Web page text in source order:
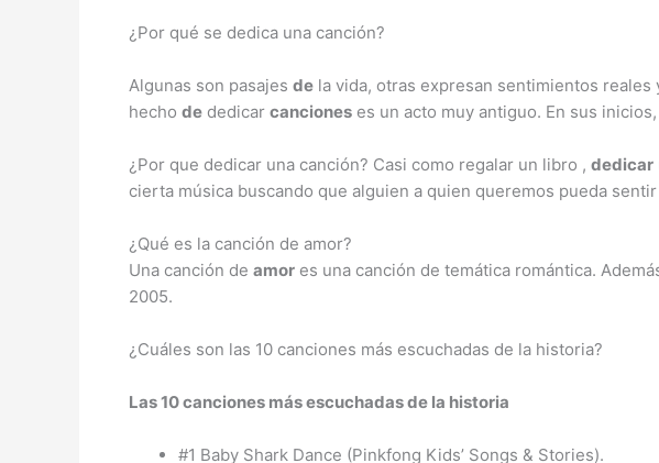
¿Por qué se dedica una canción?
Algunas son pasajes de la vida, otras expresan sentimientos
hecho de dedicar canciones es un acto muy antiguo. En sus
¿Por que dedicar una canción? Casi como regalar un libro , dedicar
cierta música buscando que alguien a quien queremos pueda
¿Qué es la canción de amor?
Una canción de amor es una canción de temática romántica.
2005.
¿Cuáles son las 10 canciones más escuchadas de la historia?
Las10 canciones más escuchadas de la historia
#1 Baby Shark Dance (Pinkfong Kids’ Songs & Stories).